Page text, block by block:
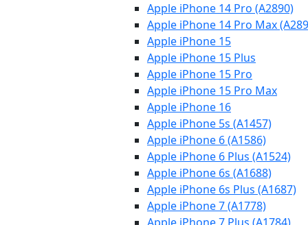
Apple iPhone 14 Pro (A2890)
Apple iPhone 14 Pro Max
Apple iPhone 15
Apple iPhone 15 Plus
Apple iPhone 15 Pro
Apple iPhone 15 Pro Max
Apple iPhone 16
Apple iPhone 5s (A1457)
Apple iPhone 6 (A1586)
Apple iPhone 6 Plus (A1524)
Apple iPhone 6s (A1688)
Apple iPhone 6s Plus (A1687)
Apple iPhone 7 (A1778)